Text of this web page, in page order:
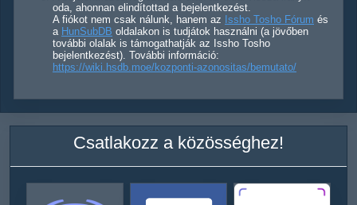
oda, ahonnan elindítottad a bejelentkezést.
A fiókot nem csak nálunk, hanem az Issho Tosho Fórum és
a HunSubDB oldalakon is tudjátok használni (a jövőben
további olalak is támogathatják az Issho Tosho
bejelentkezést). További információ:
https://wiki.hsdb.moe/kozponti-azonositas/bemutato/
Csatlakozz a közösséghez!